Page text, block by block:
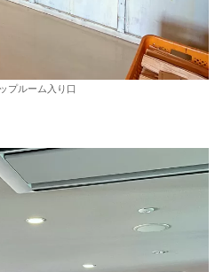
プルーム入り口